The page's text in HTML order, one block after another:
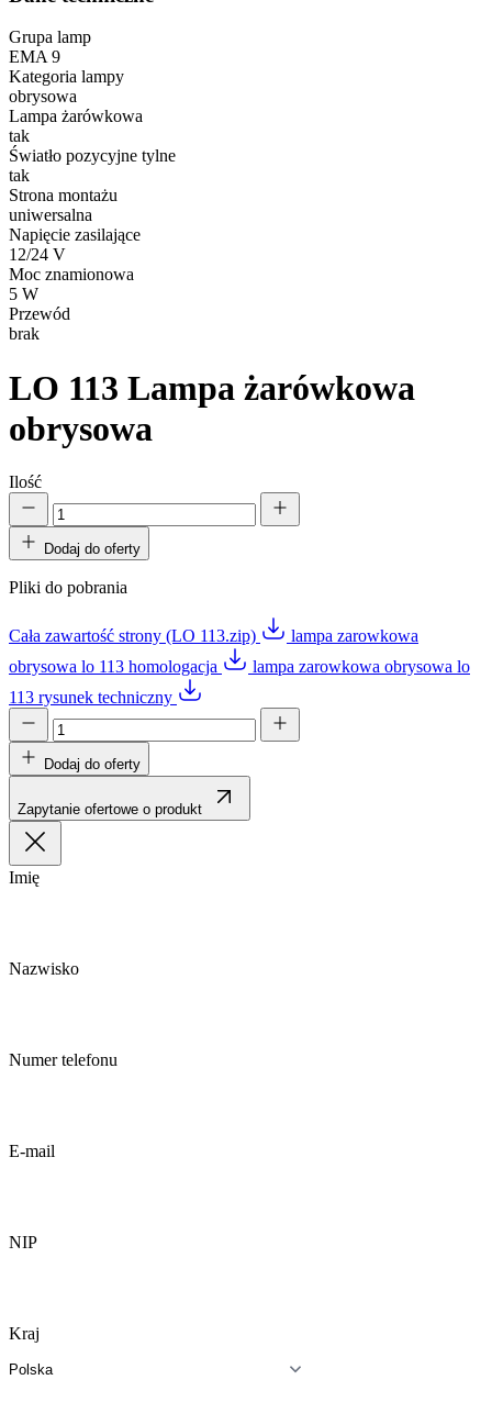
Grupa lamp
EMA 9
Kategoria lampy
obrysowa
Lampa żarówkowa
tak
Światło pozycyjne tylne
tak
Strona montażu
uniwersalna
Napięcie zasilające
12/24 V
Moc znamionowa
5 W
Przewód
brak
LO 113 Lampa żarówkowa
obrysowa
Ilość
Dodaj do oferty
Pliki do pobrania
Cała zawartość strony (LO 113.zip)
lampa zarowkowa
obrysowa lo 113 homologacja
lampa zarowkowa obrysowa lo
113 rysunek techniczny
Dodaj do oferty
Zapytanie ofertowe o produkt
Imię
Nazwisko
Numer telefonu
E-mail
NIP
Kraj